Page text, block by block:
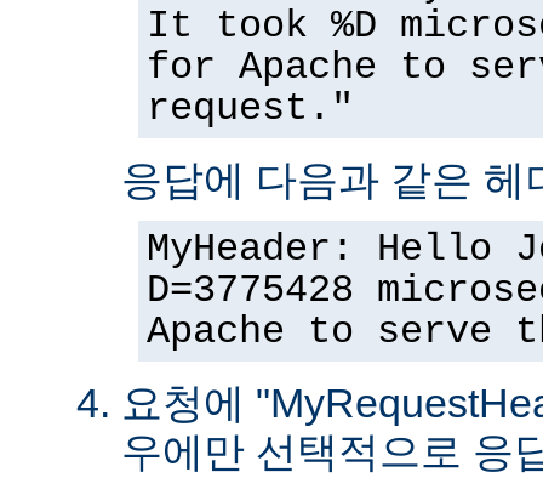
It took %D
for Apache to
request."
응답에 다음과 같은 헤
MyHeader: Hello
D=3775428
Apache to serve
요청에
우에만 선택적으로 응